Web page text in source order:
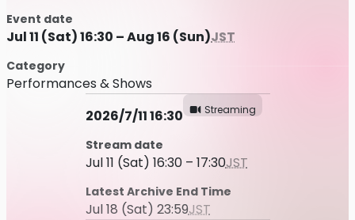
Event date
Jul 11 (Sat) 16:30 – Aug 16 (Sun)JST
Category
Performances & Shows
2026/7/11 16:30
Streaming
Stream date
Jul 11 (Sat) 16:30 – 17:30JST
Latest Archive End Time
Jul 18 (Sat) 23:59JST